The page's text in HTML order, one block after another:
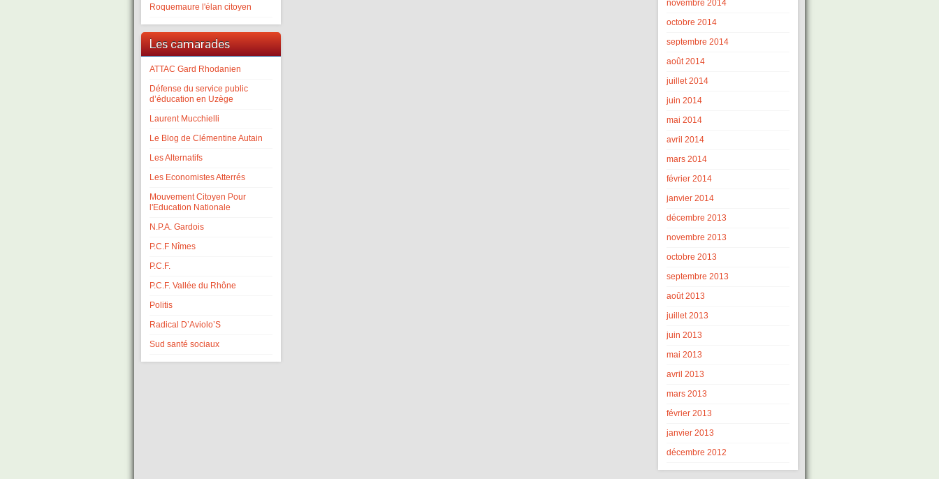
Roquemaure l'élan citoyen
Les camarades
ATTAC Gard Rhodanien
Défense du service public
d’éducation en Uzège
Laurent Mucchielli
Le Blog de Clémentine Autain
Les Alternatifs
Les Economistes Atterrés
Mouvement Citoyen Pour
l'Education Nationale
N.P.A. Gardois
P.C.F Nîmes
P.C.F.
P.C.F. Vallée du Rhône
Politis
Radical D’Aviolo’S
Sud santé sociaux
novembre 2014
octobre 2014
septembre 2014
août 2014
juillet 2014
juin 2014
mai 2014
avril 2014
mars 2014
février 2014
janvier 2014
décembre 2013
novembre 2013
octobre 2013
septembre 2013
août 2013
juillet 2013
juin 2013
mai 2013
avril 2013
mars 2013
février 2013
janvier 2013
décembre 2012